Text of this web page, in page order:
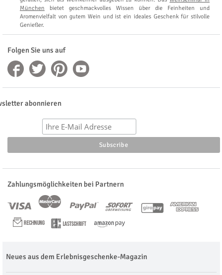
München bietet geschmackvolles Wissen über die Feinheiten und
Aromenvielfalt von gutem Wein und ist ein ideales Geschenk für stilvolle
Genießer.
Folgen Sie uns auf
abonnieren
Zahlungsmöglichkeiten bei Partnern
Neues aus dem Erlebnisgeschenke-Magazin